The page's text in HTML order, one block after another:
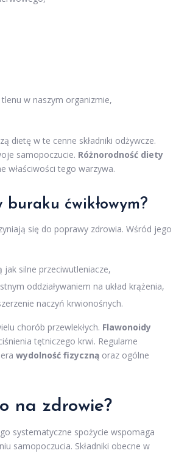
w naszym organizmie,
dietę w te cenne składniki odżywcze.
samopoczucie. Różnorodność diety
właściwości tego warzywa.
ćwikłowym?
się do poprawy zdrowia. Wśród jego
jak silne przeciwutleniacze,
oddziaływaniem na układ krążenia,
naczyń krwionośnych.
chorób przewlekłych. Flawonoidy
tętniczego krwi. Regularne
wydolność fizyczną oraz ogólne
na zdrowie?
systematyczne spożycie wspomaga
samopoczucia. Składniki obecne w